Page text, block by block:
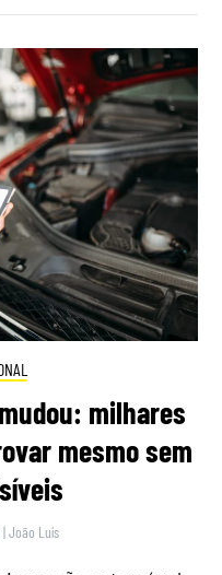
milhares
mesmo sem
|João Luís